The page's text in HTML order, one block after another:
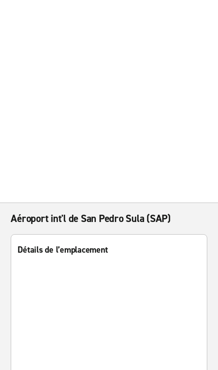
Aéroport int'l de San Pedro Sula (SAP)
Détails de l’emplacement